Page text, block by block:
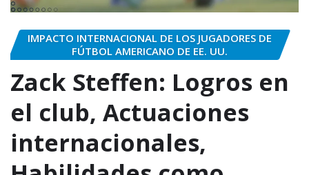
IMPACTO INTERNACIONAL DE LOS JUGADORES DE
FÚTBOL AMERICANO DE EE. UU.
Zack Steffen: Logros en
el club, Actuaciones
internacionales,